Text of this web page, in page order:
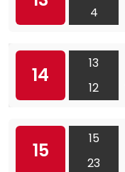
4
14
13
12
15
15
23